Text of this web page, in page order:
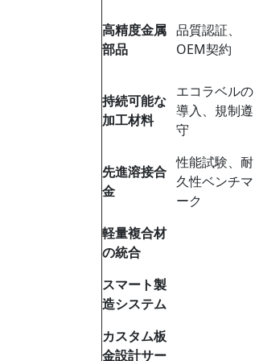
高精度金属
部品
品質認証、
OEM契約
持続可能な
加工材料
エコラベルの
導入、規制遵
守
先進溶接合
金
性能試験、耐
久性ベンチマ
ーク
軽量複合材
の統合
スマート製
造システム
カスタム板
金設計サー